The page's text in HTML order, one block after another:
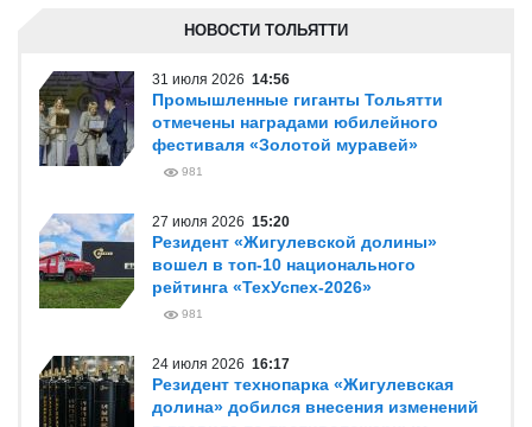
НОВОСТИ ТОЛЬЯТТИ
31 июля 2026 14:56
Промышленные гиганты Тольятти
отмечены наградами юбилейного
фестиваля «Золотой муравей»
981
27 июля 2026 15:20
Резидент «Жигулевской долины»
вошел в топ-10 национального
рейтинга «ТехУспех-2026»
981
24 июля 2026 16:17
Резидент технопарка «Жигулевская
долина» добился внесения изменений